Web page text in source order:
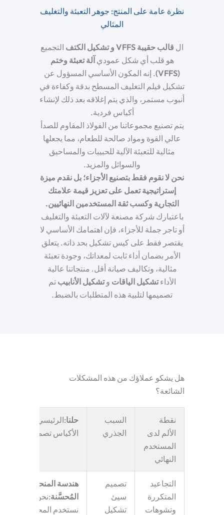
نظرة عامة على المنتج: جوهر التعبئة والتغليف
المثالي
ال قالب حقيبة VFFS وتشكيل الكتف التجميع
هو قلب أي شكل عمودي آلة تعبئة وختم
(VFFS)
. إنه المكون الأساسي المسؤول عن
تشكيل فيلم التغليف المسطح بدقة وكفاءة في
أنبوب مستمر، والذي يتم إغلاقه بعد ذلك لإنشاء
أكياس فردية.
يتم تصنيع مجموعاتنا من الفولاذ المقاوم للصدأ
عالي القوة ومواد صالحة للطعام، مما يجعلها
مثالية للتعبئة الآلية للحبيبات والمساحيق
والسوائل والمزيد.
نحن لا نقوم فقط بتصنيع الأجزاء؛ بل نقدم ميزة
إستراتيجية تعمل على تعزيز قيمة علامتك
التجارية وكسب ثقة المستخدمين النهائيين.
باعتبارك شركة مصنعة لآلات التعبئة والتغليف
أو تاجر جملة للأجزاء، فإن اهتمامك الأساسي لا
يقتصر فقط علىكيس تشكيل بحد ذاته. يتعلق
الأمر بضمان أداء ثابت لمعداتك، وجودة تعبئة
مثالية، وتكاليف صيانة أقل. منتجاتنا عالية
الأداءتشكيل الياقات وتشكيل الأنابيب تم
تصميمها لتلبية هذه المتطلبات بالضبط.
هل يشكو عملاؤك من هذه المشكلات
الشائعة؟
نقطة
الألم لدى
المستخدم
النهائي
السبب
الجذري
حلنا:الرئيسي
الأكياس تصميم
التجاعيد
المتكررة
وتشوهات
تصميم
سيئ
تشكيل
هندسة المنحنى
المُحسَّنة:نحن
نستخدم المحاكاة